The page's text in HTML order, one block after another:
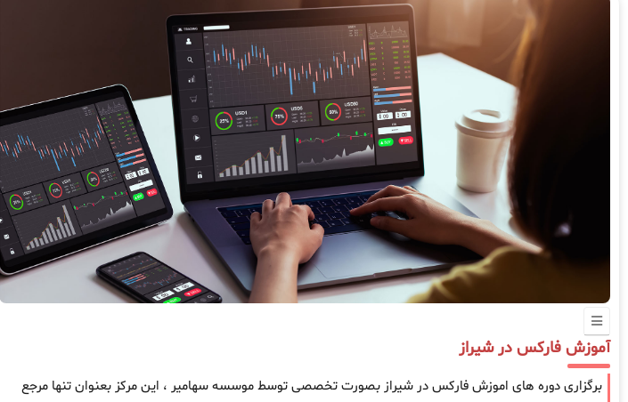
آموزش فارکس در شیراز
برگزاری دوره های اموزش فارکس در شیراز بصورت تخصصی توسط موسسه سهامیر ، این مرکز بعنوان تنها مرجع